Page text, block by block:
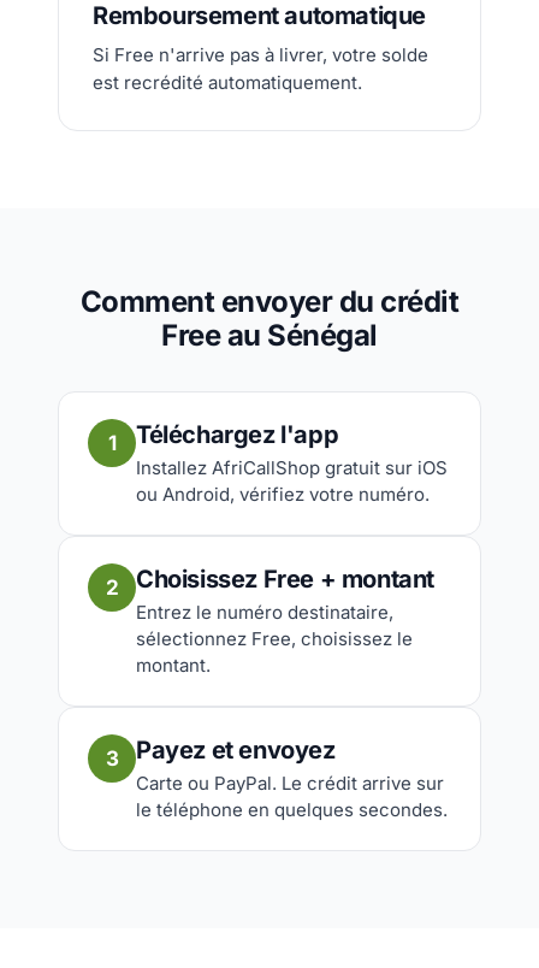
Remboursement automatique
Si Free n'arrive pas à livrer, votre solde
est recrédité automatiquement.
Comment envoyer du crédit
Free au Sénégal
1 Téléchargez l'app
Installez AfriCallShop gratuit sur iOS
ou Android, vérifiez votre numéro.
2 Choisissez Free + montant
Entrez le numéro destinataire,
sélectionnez Free, choisissez le
montant.
3 Payez et envoyez
Carte ou PayPal. Le crédit arrive sur
le téléphone en quelques secondes.